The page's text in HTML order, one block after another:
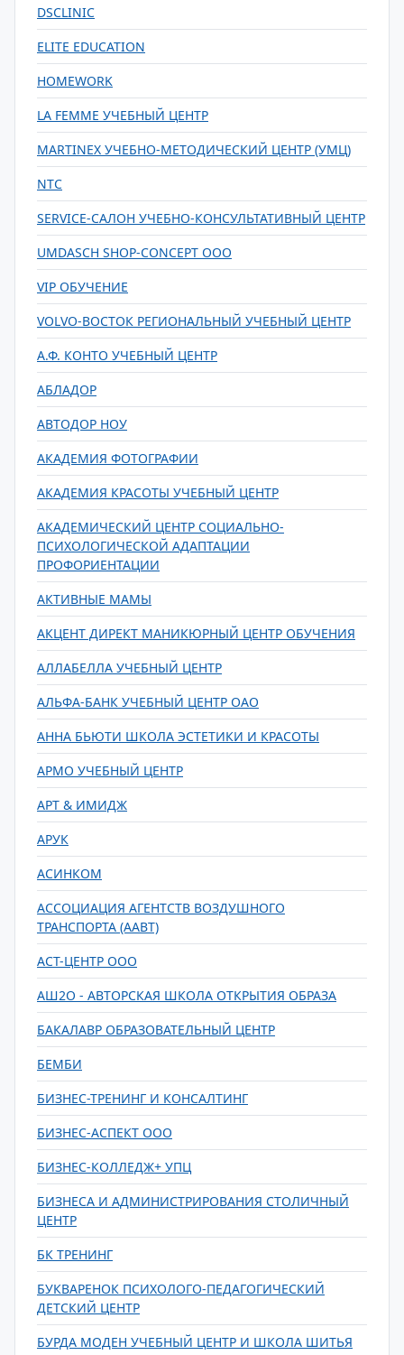
DSCLINIC
ELITE EDUCATION
HOMEWORK
LA FEMME УЧЕБНЫЙ ЦЕНТР
MARTINEX УЧЕБНО-МЕТОДИЧЕСКИЙ ЦЕНТР (УМЦ)
NTC
SERVICE-САЛОН УЧЕБНО-КОНСУЛЬТАТИВНЫЙ ЦЕНТР
UMDASCH SHOP-CONCEPT ООО
VIP ОБУЧЕНИЕ
VOLVO-ВОСТОК РЕГИОНАЛЬНЫЙ УЧЕБНЫЙ ЦЕНТР
А.Ф. КОНТО УЧЕБНЫЙ ЦЕНТР
АБЛАДОР
АВТОДОР НОУ
АКАДЕМИЯ ФОТОГРАФИИ
АКАДЕМИЯ КРАСОТЫ УЧЕБНЫЙ ЦЕНТР
АКАДЕМИЧЕСКИЙ ЦЕНТР СОЦИАЛЬНО-
ПСИХОЛОГИЧЕСКОЙ АДАПТАЦИИ
ПРОФОРИЕНТАЦИИ
АКТИВНЫЕ МАМЫ
АКЦЕНТ ДИРЕКТ МАНИКЮРНЫЙ ЦЕНТР ОБУЧЕНИЯ
АЛЛАБЕЛЛА УЧЕБНЫЙ ЦЕНТР
АЛЬФА-БАНК УЧЕБНЫЙ ЦЕНТР ОАО
АННА БЬЮТИ ШКОЛА ЭСТЕТИКИ И КРАСОТЫ
АРМО УЧЕБНЫЙ ЦЕНТР
АРТ & ИМИДЖ
АРУК
АСИНКОМ
АССОЦИАЦИЯ АГЕНТСТВ ВОЗДУШНОГО
ТРАНСПОРТА (ААВТ)
АСТ-ЦЕНТР ООО
АШ2О - АВТОРСКАЯ ШКОЛА ОТКРЫТИЯ ОБРАЗА
БАКАЛАВР ОБРАЗОВАТЕЛЬНЫЙ ЦЕНТР
БЕМБИ
БИЗНЕС-ТРЕНИНГ И КОНСАЛТИНГ
БИЗНЕС-АСПЕКТ ООО
БИЗНЕС-КОЛЛЕДЖ+ УПЦ
БИЗНЕСА И АДМИНИСТРИРОВАНИЯ СТОЛИЧНЫЙ
ЦЕНТР
БК ТРЕНИНГ
БУКВАРЕНОК ПСИХОЛОГО-ПЕДАГОГИЧЕСКИЙ
ДЕТСКИЙ ЦЕНТР
БУРДА МОДЕН УЧЕБНЫЙ ЦЕНТР И ШКОЛА ШИТЬЯ